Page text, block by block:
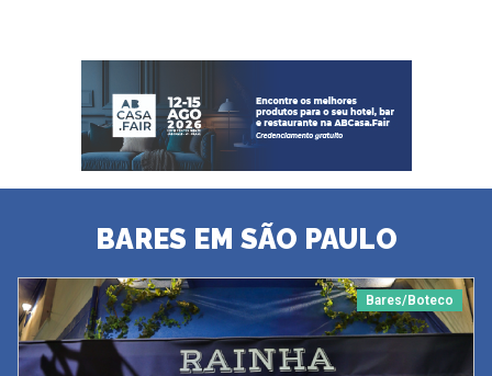
BARES EM SÃO PAULO
Bares/Boteco